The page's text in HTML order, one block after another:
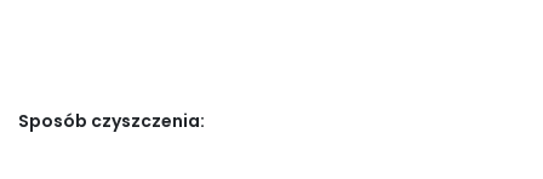
Sposób czyszczenia: